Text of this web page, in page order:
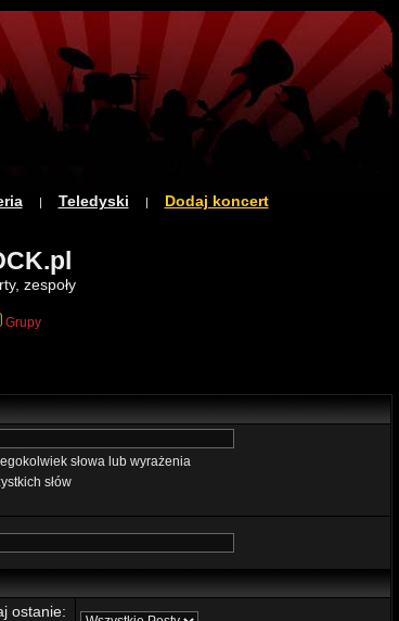
| Teledyski | Dodaj koncert
zespoły
Grupy
słowa lub wyrażenia
słów
ostanie: